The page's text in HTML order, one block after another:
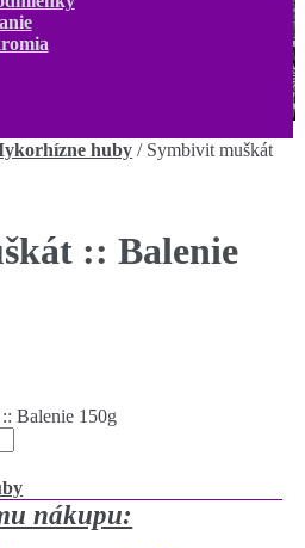
huby / Symbivit muškát
:: Balenie
Balenie 150g
nákupu: